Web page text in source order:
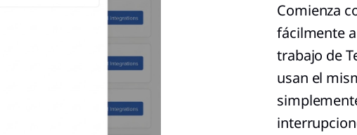
Comienza
fácilmente
trabajo de
usan el